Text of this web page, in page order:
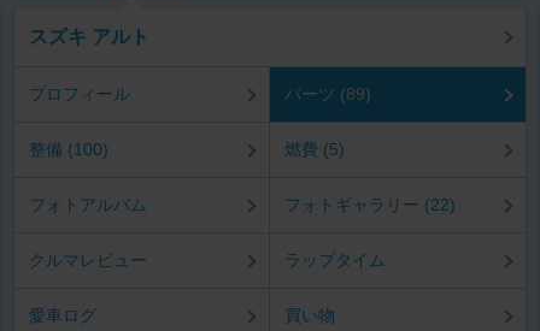
スズキ アルト
プロフィール パーツ (89)
整備 (100) 燃費 (5)
フォトアルバム フォトギャラリー (22)
クルマレビュー ラップタイム
愛車ログ 買い物